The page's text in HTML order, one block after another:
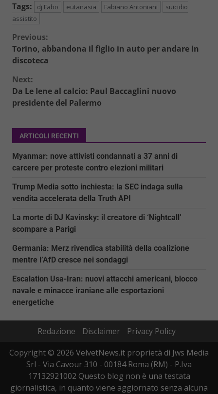
Tags: dj Fabo eutanasia Fabiano Antoniani
suicidio
assistito
Continue
Reading
Previous:
Torino, abbandona il figlio in auto per andare in
discoteca
Next:
Da Le Iene al calcio: Paul Baccaglini nuovo
presidente del Palermo
ARTICOLI RECENTI
Myanmar: nove attivisti condannati a 37 anni di
carcere per proteste contro elezioni militari
Trump Media sotto inchiesta: la SEC indaga sulla
vendita accelerata della Truth API
La morte di DJ Kavinsky: il creatore di ‘Nightcall’
scompare a Parigi
Germania: Merz rivendica stabilità della coalizione
mentre l’AfD cresce nei sondaggi
Escalation Usa-Iran: nuovi attacchi americani, blocco
navale e minacce iraniane alle esportazioni
energetiche
Redazione Disclaimer
Privacy Policy
Copyright © 2026 VelvetNews.it proprietà di Jws Media
Srl - Via Cavour 310 - 00184 Roma (RM) - P.Iva
17132921002 Questo blog non è una testata
giornalistica, in quanto viene aggiornato senza alcuna